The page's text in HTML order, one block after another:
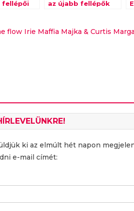
fellépői
az újabb fellépők
flow Irie Maffia Majka & Curtis
ki az elmúlt hét napon
e-mail címét: